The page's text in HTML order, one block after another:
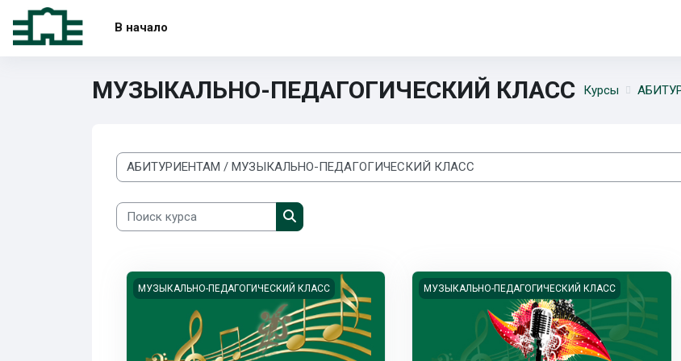
Перейти к основному содержанию
В начало
МУЗЫКАЛЬНО-ПЕДАГОГИЧЕСКИЙ КЛАСС Курсы
Категории курсов
Поиск курса
Поиск курса
Изображение курса Курс дополнительного образования "Музыкально-педагогический класс"
МУЗЫКАЛЬНО-ПЕДАГОГИЧЕСКИЙ КЛАСС Изображение курса Я - Музыкант
МУЗЫКАЛЬНО-ПЕДАГОГИЧЕСКИЙ КЛАСС